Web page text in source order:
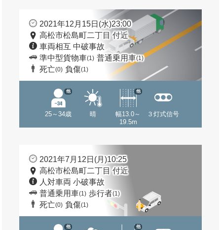
2021年12月15日(水)23:00
高松市松島町二丁目 付近
車両相互 中破事故
準中型貨物車(1) 普通乗用車(1)
死亡(0) 負傷(1)
25～34歳
他
晴
幅13.0～
19.5m
他
３灯式信号
2021年7月12日(月)10:25
高松市松島町二丁目 付近
人対車両 小破事故
普通乗用車(1) 歩行者(1)
死亡(0) 負傷(1)
他 他